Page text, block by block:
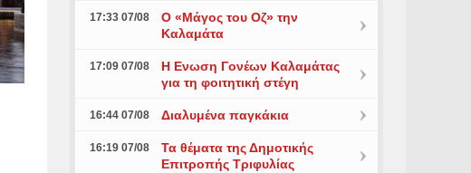
17:33 07/08
Ο «Μάγος του Οζ» την
Καλαμάτα
17:09 07/08
Η Ενωση Γονέων Καλαμάτας
για τη φοιτητική στέγη
16:44 07/08 Διαλυμένα παγκάκια
16:19 07/08
Τα θέματα της Δημοτικής
Επιτροπής Τριφυλίας